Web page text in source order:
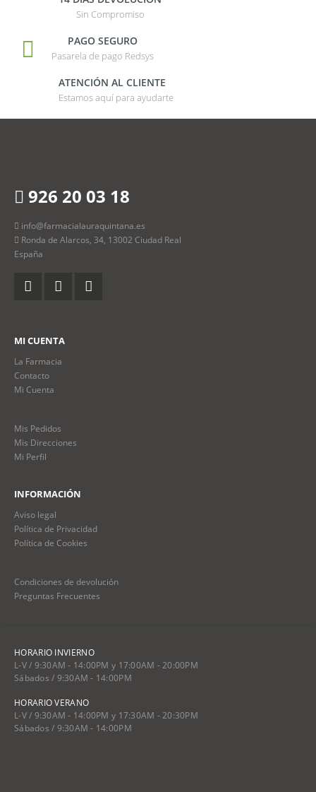
Sin Compromiso
PAGO SEGURO
Pasarela de pago Redsys
ATENCIÓN AL CLIENTE
Estamos aquí para ayudarte
926 20 03 18
info@farmacialauraquintana.es
Ronda de Alarcos, 34, 13002 Ciudad Real
España
MI CUENTA
La Farmacia
Contacto
Mi Cuenta
Mis Pedidos
Mis Direcciones
Mi Perfil
INFORMACIÓN
Aviso legal
Política de Privacidad
Política de Cookies
Condiciones de devolución
Preguntas Frecuentes
HORARIO INVIERNO
L-V / 9:30AM - 14:00PM y 17:00AM - 20:00PM
Sábados / 9:30AM - 14:00PM
HORARIO VERANO
L-V / 9:30AM - 14:00PM y 17:30AM - 20:30PM
Sábados / 9:30AM - 14:00PM